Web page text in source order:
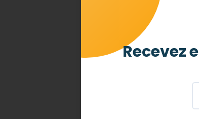
Top 10
16 FÉVR. 2023
handicap en toute
Recevez